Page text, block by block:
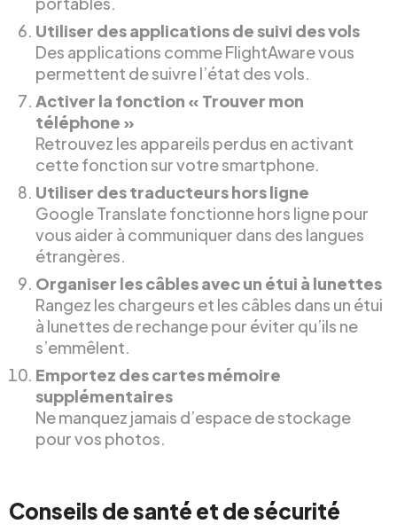
Utiliser des applications de suivi des vols
Des applications comme FlightAware vous
permettent de suivre l’état des vols.
Activer la fonction « Trouver mon
téléphone »
Retrouvez les appareils perdus en activant
cette fonction sur votre smartphone.
Utiliser des traducteurs hors ligne
Google Translate fonctionne hors ligne pour
vous aider à communiquer dans des langues
étrangères.
Organiser les câbles avec un étui à lunettes
Rangez les chargeurs et les câbles dans un étui
à lunettes de rechange pour éviter qu’ils ne
s’emmêlent.
Emportez des cartes mémoire
supplémentaires
Ne manquez jamais d’espace de stockage
pour vos photos.
Conseils de santé et de sécurité